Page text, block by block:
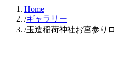
Home
/ギャラリー
/玉造稲荷神社お宮参り